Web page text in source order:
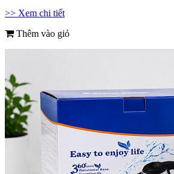
>> Xem chi tiết
Thêm vào giỏ